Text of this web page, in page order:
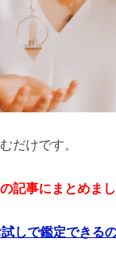
だけです。
記事にまとめまし
しで鑑定できる